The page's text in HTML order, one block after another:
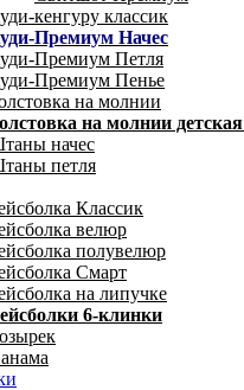
кенгуру классик
Премиум Начес
Премиум Петля
Премиум Пенье
на молнии
на молнии детская
начес
петля
Классик
велюр
полувелюр
Смарт
на липучке
6-клинки